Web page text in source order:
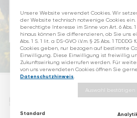
Unsere Website verwendet Cookies. Wir
der Website technisch notwenige Cookies
berechtigte Interesse im Sinne von Art. 6 Abs. 1
hinaus können Sie differenzieren, ob Sie uns
Abs. 1 S. 1 lit. a DS-GVO i.V.m. § 25 Abs. 1
Cookies geben, nur bezogen auf bestimmte
Einwilligung. Diese Einwilligung ist freiwillig
Zukunftswirkung widerrufen werden. Für
von uns verwendeten Cookies öffnen Sie
Datenschutzhinweis.
Auswahl bestätigen
Standard